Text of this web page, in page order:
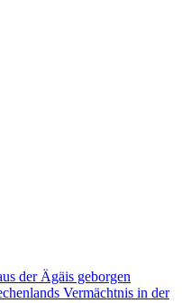
der Ägäis geborgen
Vermächtnis in der